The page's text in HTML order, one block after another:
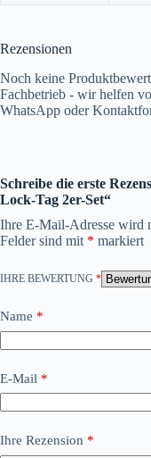
Rezensionen
Noch keine
Fachbetrieb - wir helfen
WhatsApp oder
Schreibe die erste
Lock-Tag 2er-Set“
Ihre E-Mail-Adresse wird
Felder sind mit * markiert
IHRE BEWERTUNG *
Name *
E-Mail *
Ihre Rezension *